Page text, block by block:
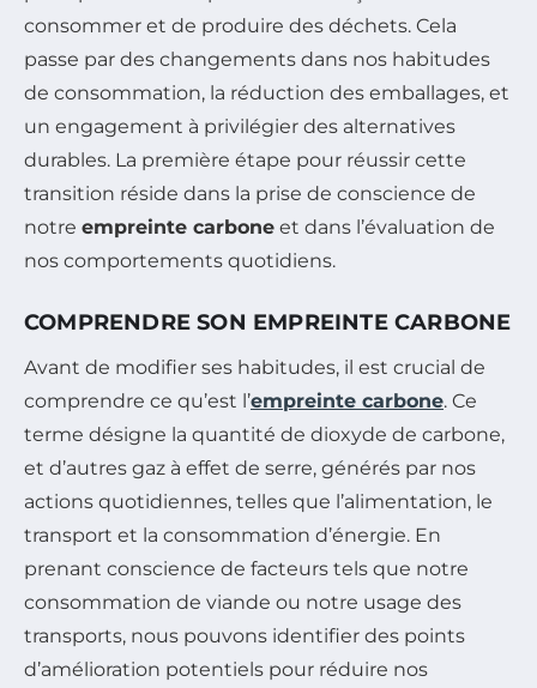
consommer et de produire des déchets. Cela
passe par des changements dans nos habitudes
de consommation, la réduction des emballages, et
un engagement à privilégier des alternatives
durables. La première étape pour réussir cette
transition réside dans la prise de conscience de
notre empreinte carbone et dans l’évaluation de
nos comportements quotidiens.
COMPRENDRE SON EMPREINTE CARBONE
Avant de modifier ses habitudes, il est crucial de
comprendre ce qu’est l’empreinte carbone. Ce
terme désigne la quantité de dioxyde de carbone,
et d’autres gaz à effet de serre, générés par nos
actions quotidiennes, telles que l’alimentation, le
transport et la consommation d’énergie. En
prenant conscience de facteurs tels que notre
consommation de viande ou notre usage des
transports, nous pouvons identifier des points
d’amélioration potentiels pour réduire nos